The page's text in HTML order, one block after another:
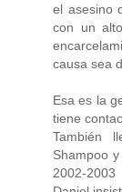
el asesino
con un
causa sea
Esa es la
tiene
También
Shampoo
2002-